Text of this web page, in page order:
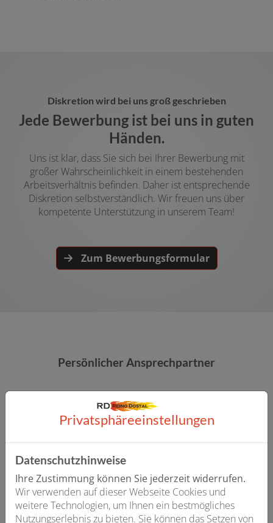
Diskretion wird bei uns groß geschrieben
Jede Bewerbung ist bei uns in guten
Händen.
Uns ist klar, dass Sie sich bei Ihrer Bewerbung mit
großer Wahrscheinlichkeit in einem bestehenden
Arbeitsverhältnis befinden. Daher ist entsprechende
Diskretion selbstverständlich. Wir freuen uns über
kompetente Unterstützung in unserem Team!
Zum Bewerbungsformular
Persönlicher Ansprechpartner
Privatsphäre­einstellungen
Datenschutzhinweise
Ihre Zustimmung können Sie jederzeit widerrufen.
Wir verwenden auf dieser Webseite Cookies und
weitere Technologien, um Ihnen ein bestmögliches
Nutzungserlebnis zu bieten. Sie können das Setzen von